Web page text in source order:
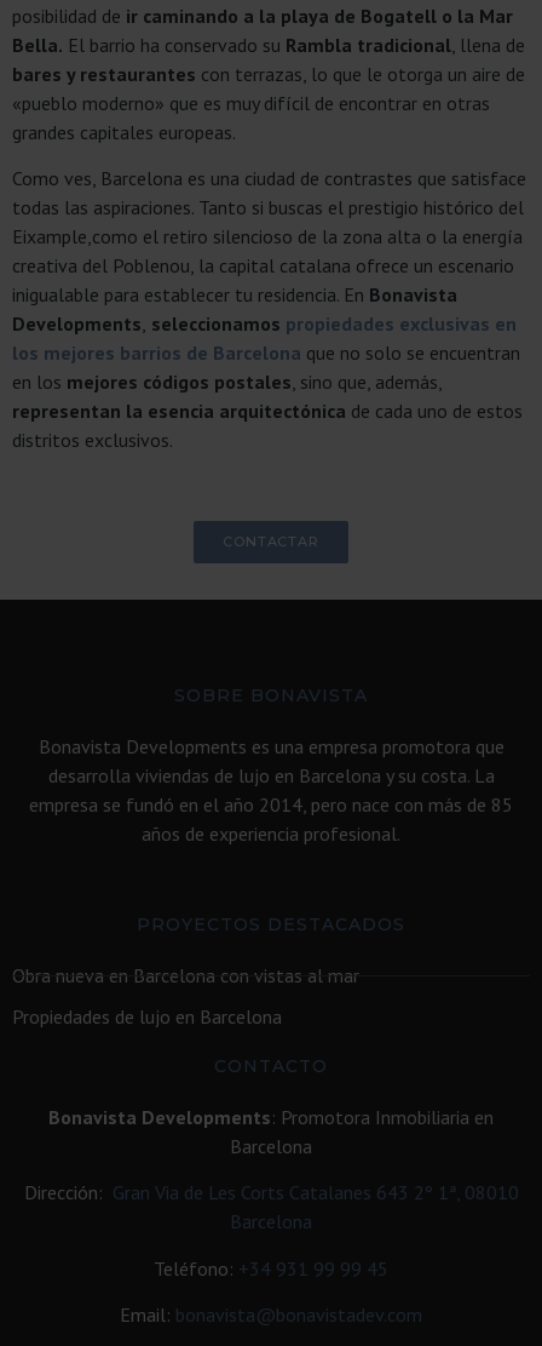
posibilidad de ir caminando a la playa de Bogatell o la Mar
Bella. El barrio ha conservado su Rambla tradicional , llena de
bares y restaurantes con terrazas, lo que le otorga un aire de
«pueblo moderno» que es muy difícil de encontrar en otras
grandes capitales europeas.
Como ves, Barcelona es una ciudad de contrastes que satisface
todas las aspiraciones. Tanto si buscas el prestigio histórico del
Eixample,como el retiro silencioso de la zona alta o la energía
creativa del Poblenou, la capital catalana ofrece un escenario
inigualable para establecer tu residencia. En Bonavista
Developments, seleccionamos propiedades exclusivas en
los mejores barrios de Barcelona que no solo se encuentran
en los mejores códigos postales, sino que, además,
representan la esencia arquitectónica de cada uno de estos
distritos exclusivos.
CONTACTAR
SOBRE BONAVISTA
Bonavista Developments es una empresa promotora que
desarrolla viviendas de lujo en Barcelona y su costa. La
empresa se fundó en el año 2014, pero nace con más de 85
años de experiencia profesional.
PROYECTOS DESTACADOS
Obra nueva en Barcelona con vistas al mar
Propiedades de lujo en Barcelona
CONTACTO
Bonavista Developments: Promotora Inmobiliaria en
Barcelona
Dirección: Gran Via de Les Corts Catalanes 643 2º 1ª, 08010
Barcelona
Teléfono: +34 931 99 99 45
Email: bonavista@bonavistadev.com